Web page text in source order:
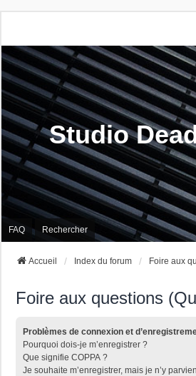
Studio
FAQ Rechercher
Accueil Index du forum Foire aux
Foire aux questions
Problèmes de connexion et
Pourquoi dois-je m’enregistrer ?
Que signifie COPPA ?
Je souhaite m’enregistrer, mais je n’y